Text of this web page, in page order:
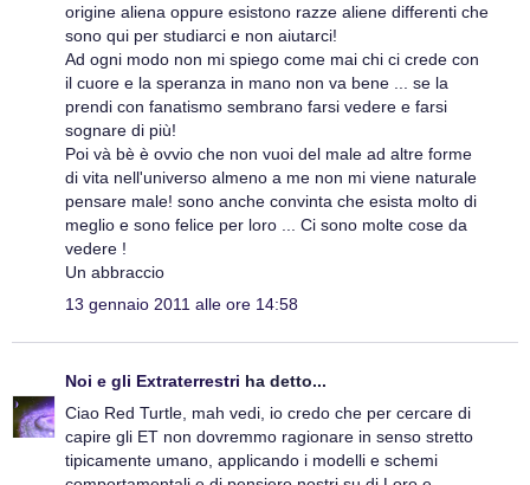
origine aliena oppure esistono razze aliene differenti che
sono qui per studiarci e non aiutarci!
Ad ogni modo non mi spiego come mai chi ci crede con
il cuore e la speranza in mano non va bene ... se la
prendi con fanatismo sembrano farsi vedere e farsi
sognare di più!
Poi và bè è ovvio che non vuoi del male ad altre forme
di vita nell'universo almeno a me non mi viene naturale
pensare male! sono anche convinta che esista molto di
meglio e sono felice per loro ... Ci sono molte cose da
vedere !
Un abbraccio
13 gennaio 2011 alle ore 14:58
Noi e gli Extraterrestri ha detto...
Ciao Red Turtle, mah vedi, io credo che per cercare di
capire gli ET non dovremmo ragionare in senso stretto
tipicamente umano, applicando i modelli e schemi